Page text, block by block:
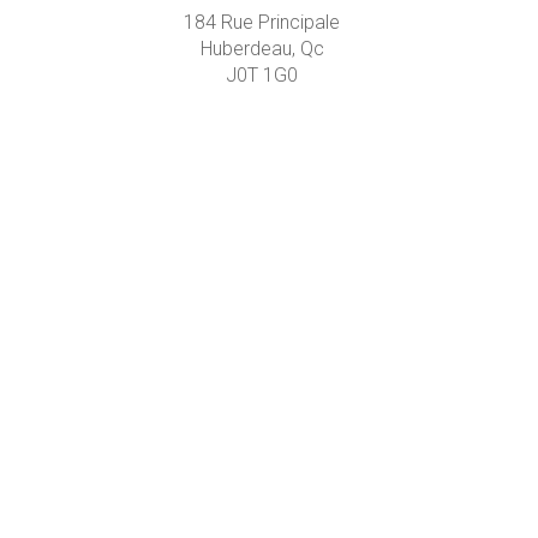
184 Rue Principale
Huberdeau, Qc
J0T 1G0